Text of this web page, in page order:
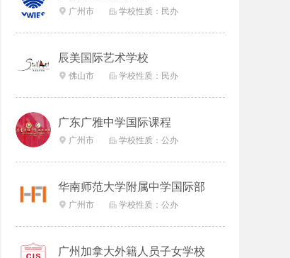
 广州市  学校性质：民办
辰美国际艺术学校
 佛山市  学校性质：民办
广东广雅中学国际课程
 广州市  学校性质：公办
华南师范大学附属中学国际部
 广州市  学校性质：公办
广州加拿大外籍人员子女学校